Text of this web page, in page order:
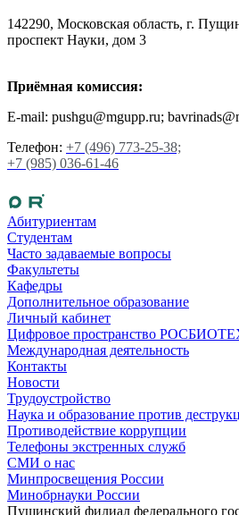
142290, Московская область, г.
проспект Науки, дом 3
Приёмная комиссия:
E-mail: pushgu@mgupp.ru;
Телефон: +7 (496) 773-25-38;
+7 (985) 036-61-46
Абитуриентам
Студентам
Часто задаваемые вопросы
Факультеты
Кафедры
Дополнительное образование
Личный кабинет
Цифровое пространство
Международная деятельность
Контакты
Новости
Трудоустройство
Наука и образование против
Противодействие коррупции
Телефоны экстренных служб
СМИ о нас
Минпросвещения России
Минобрнауки России
Пущинский филиал федерального